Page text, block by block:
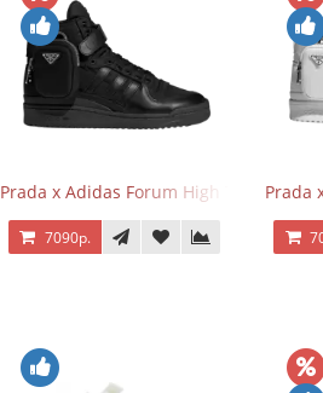
Prada x Adidas Forum High Triple Black
7090р.
Prada